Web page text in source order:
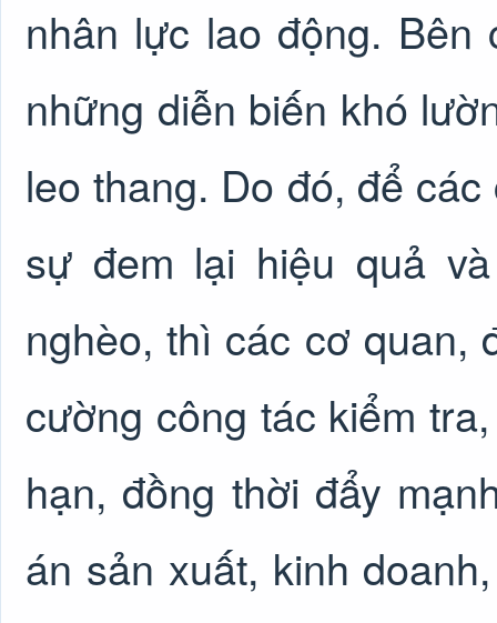
nhân lực lao động.
những diễn biến khó
leo thang. Do đó, để
sự đem lại hiệu quả
nghèo, thì các cơ quan,
cường công tác kiểm
hạn, đồng thời đẩy
án sản xuất, kinh